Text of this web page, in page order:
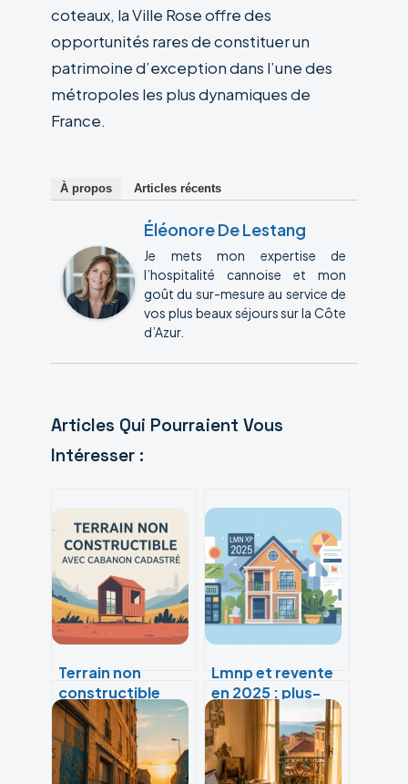
coteaux, la Ville Rose offre des
opportunités rares de constituer un
patrimoine d’exception dans l’une des
métropoles les plus dynamiques de
France.
À propos Articles récents
Éléonore De Lestang
Je mets mon expertise de
l’hospitalité cannoise et mon
goût du sur-mesure au service de
vos plus beaux séjours sur la Côte
d’Azur.
Articles Qui Pourraient Vous
Intéresser :
Terrain non
constructible
avec cabanon
cadastré : règles,
risques et
opportunités
Lmnp et revente
en 2025 : plus-
value,
amortissement,
ce qui change
vraiment